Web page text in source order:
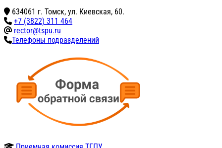
634061 г. Томск, ул. Киевская, 60.
+7 (3822) 311 464
rector@tspu.ru
Телефоны подразделений